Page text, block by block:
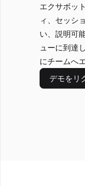
エクサボッ
ィ、セッシ
い、説明可
ューに到達
にチームへ
デモをリ